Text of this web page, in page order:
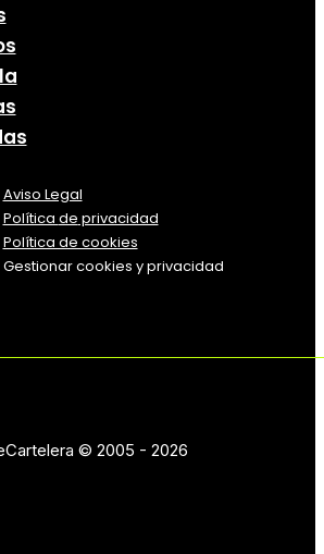
Aviso Legal
Política de privacidad
Política de cookies
Gestionar cookies y privacidad
© 2005 - 2026